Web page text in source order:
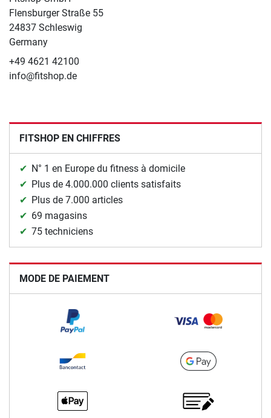
Flensburger Straße 55
24837 Schleswig
Germany
+49 4621 42100
info@fitshop.de
FITSHOP EN CHIFFRES
N° 1 en Europe du fitness à domicile
Plus de 4.000.000 clients satisfaits
Plus de 7.000 articles
69 magasins
75 techniciens
MODE DE PAIEMENT